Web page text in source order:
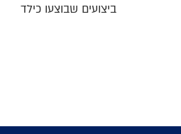
ביצועים שבוצעו כילד